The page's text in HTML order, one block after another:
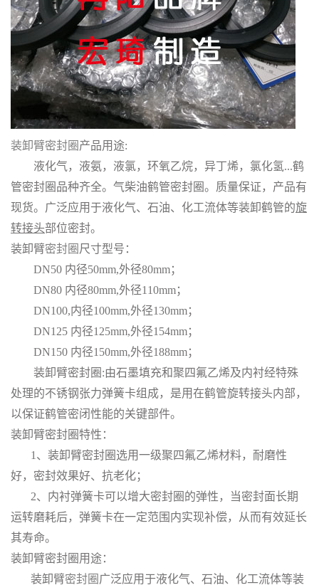
装卸臂密封圈 产品用途:
液化气，液氨，液氯，环氧乙烷，异丁烯，氯化氢...鹤
管密封圈品种齐全。气柴油鹤管密封圈。质量保证，产品有
现货。广泛应用于液化气、石油、化工流体等装卸鹤管的旋
转接头部位密封。
装卸臂密封圈 尺寸型号：
DN50 内径50mm,外径80mm；
DN80 内径80mm,外径110mm；
DN100,内径100mm,外径130mm；
DN125 内径125mm,外径154mm；
DN150 内径150mm,外径188mm；
装卸臂密封圈:由石墨填充和聚四氟乙烯及内衬经特殊
处理的不锈钢张力弹簧卡组成，是用在鹤管旋转接头内部，
以保证鹤管密闭性能的关键部件。
装卸臂密封圈特性：
1、装卸臂密封圈选用一级聚四氟乙烯材料，耐磨性
好，密封效果好、抗老化；
2、内衬弹簧卡可以增大密封圈的弹性，当密封面长期
运转磨耗后，弹簧卡在一定范围内实现补偿，从而有效延长
其寿命。
装卸臂密封圈用途：
装卸臂密封圈 广泛应用于液化气、石油、化工流体等装